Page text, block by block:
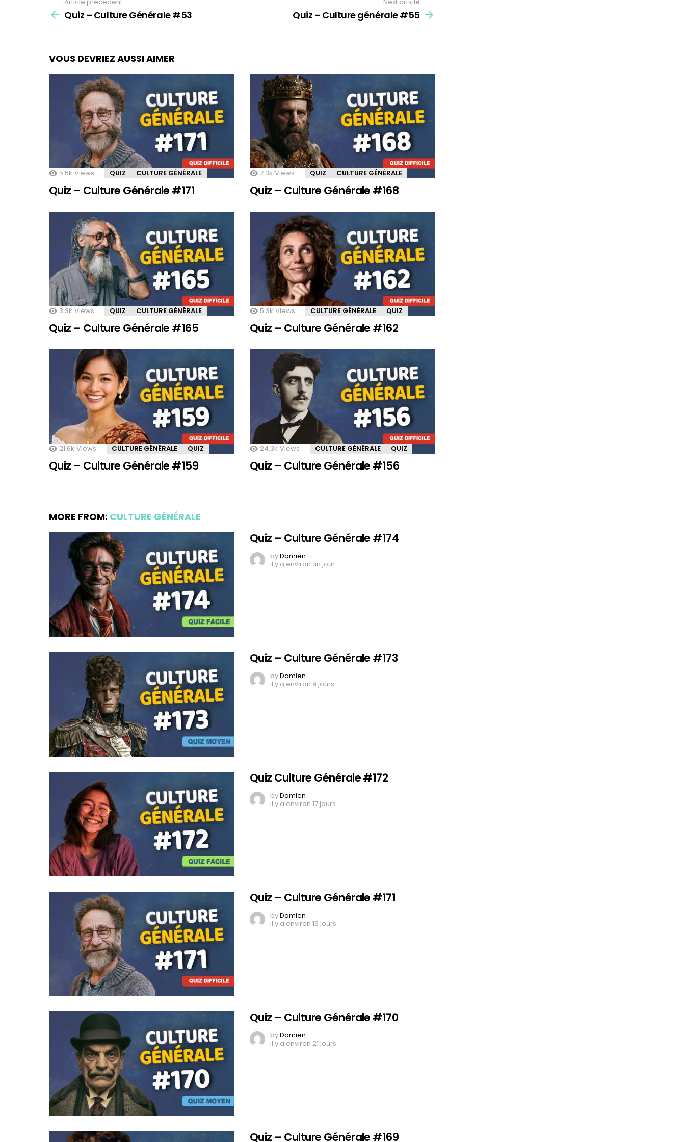
moreQuiz – Culture Générale #53 Quiz – Culture générale #55
VOUS DEVRIEZ AUSSI AIMER
5.5k Views QUIZ CULTURE GÉNÉRALE
Quiz – Culture Générale #171
7.3k Views QUIZ CULTURE GÉNÉRALE
Quiz – Culture Générale #168
3.3k Views QUIZ CULTURE GÉNÉRALE
Quiz – Culture Générale #165
5.3k Views CULTURE GÉNÉRALE QUIZ
Quiz – Culture Générale #162
21.6k Views CULTURE GÉNÉRALE QUIZ
Quiz – Culture Générale #159
24.3k Views CULTURE GÉNÉRALE QUIZ
Quiz – Culture Générale #156
MORE FROM: CULTURE GÉNÉRALE
Quiz – Culture Générale #174
byDamien
il y a environ un jour
Quiz – Culture Générale #173
byDamien
il y a environ 9 jours
Quiz Culture Générale #172
byDamien
il y a environ 17 jours
Quiz – Culture Générale #171
byDamien
il y a environ 19 jours
Quiz – Culture Générale #170
byDamien
il y a environ 21 jours
Quiz – Culture Générale #169